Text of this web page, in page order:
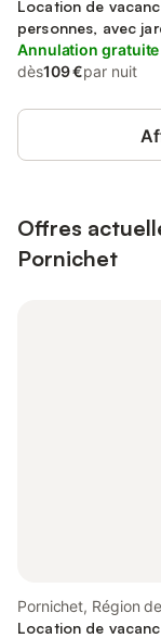
Location de
personnes, avec
Annulation gratuite
dès109 €par nuit
Offres
Pornichet
Pornichet, Région
Location de